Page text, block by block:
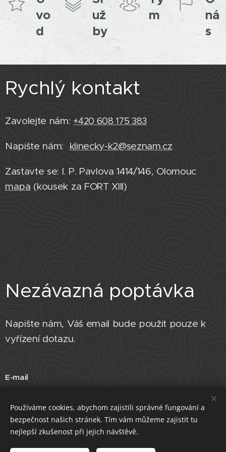
vo
d
už
by
m
ná
s
Rychlý kontakt
Zavolejte nám:+420 608 175 383
Napište nám: klinecky-k2@seznam.cz
Zastavte se: I. P. Pavlova 1414/146, Olomouc
mapa (kousek za FORT XIII)
Nezávazná poptávka
Napište nám, Váš email bude použit pouze k
vyřízení dotazu.
E-mail
Odeslat
Používáme cookies, abychom zajistili správné fungování a
bezpečnost našich stránek. Tím vám můžeme zajistit tu
nejlepší zkušenost při jejich návštěvě.